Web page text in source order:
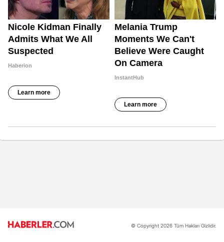
© Copyright 2026 Tüm Hakları Gizlidir.